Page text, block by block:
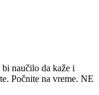
bi naučilo da kaže i
Počnite na vreme. NE